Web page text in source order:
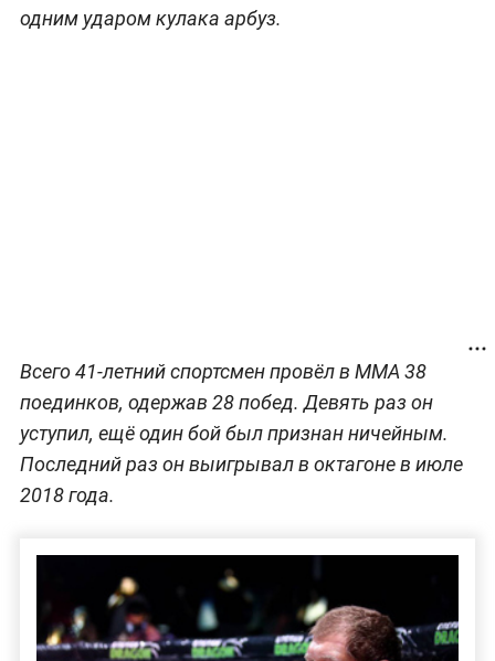
одним ударом кулака арбуз.
Всего 41-летний спортсмен провёл в ММА 38
поединков, одержав 28 побед. Девять раз он
уступил, ещё один бой был признан ничейным.
Последний раз он выигрывал в октагоне в июле
2018 года.